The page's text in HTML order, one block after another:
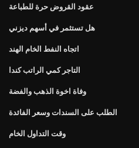
عقود القروض حرة للطباعة
هل تستثمر في أسهم ديزني
اتجاه النفط الخام الهند
التاجر كمي الراتب كندا
وفاة اخوة الذهب والفضة
الطلب على السندات وسعر الفائدة
وقت التداول الخام